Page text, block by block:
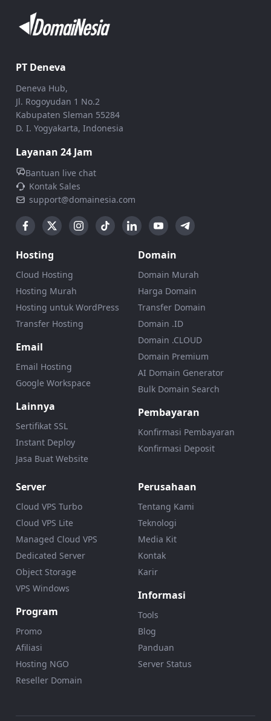
PT Deneva
Deneva Hub,
Jl. Rogoyudan 1 No.2
Kabupaten Sleman 55284
D. I. Yogyakarta, Indonesia
Layanan 24 Jam
Bantuan live chat
Kontak Sales
support@domainesia.com
Hosting
Cloud Hosting
Hosting Murah
Hosting untuk WordPress
Transfer Hosting
Email
Email Hosting
Google Workspace
Lainnya
Sertifikat SSL
Instant Deploy
Jasa Buat Website
Domain
Domain Murah
Harga Domain
Transfer Domain
Domain .ID
Domain .CLOUD
Domain Premium
AI Domain Generator
Bulk Domain Search
Pembayaran
Konfirmasi Pembayaran
Konfirmasi Deposit
Server
Cloud VPS Turbo
Cloud VPS Lite
Managed Cloud VPS
Dedicated Server
Object Storage
VPS Windows
Program
Promo
Afiliasi
Hosting NGO
Reseller Domain
Perusahaan
Tentang Kami
Teknologi
Media Kit
Kontak
Karir
Informasi
Tools
Blog
Panduan
Server Status